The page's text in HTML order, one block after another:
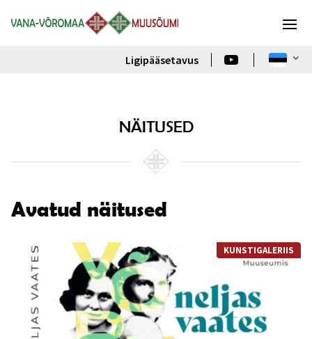
Ligipääsetavus
NÄITUSED
Avatud näitused
KUNSTIGALERIIS